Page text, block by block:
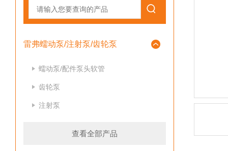
雷弗蠕动泵/注射泵/齿轮泵
蠕动泵/配件泵头软管
齿轮泵
注射泵
查看全部产品